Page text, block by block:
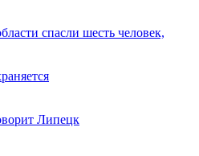
спасли шесть человек,
Липецк